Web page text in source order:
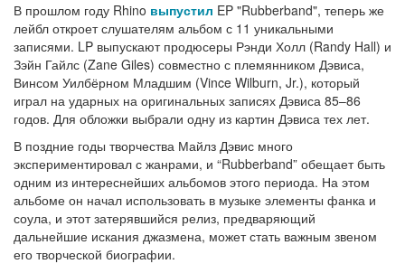
В прошлом году Rhino выпустил EP "Rubberband", теперь же
лейбл откроет слушателям альбом с 11 уникальными
записями. LP выпускают продюсеры Рэнди Холл (Randy Hall) и
Зэйн Гайлс (Zane Giles) совместно с племянником Дэвиса,
Винсом Уилбёрном Младшим (Vince Wilburn, Jr.), который
играл на ударных на оригинальных записях Дэвиса 85–86
годов. Для обложки выбрали одну из картин Дэвиса тех лет.
В поздние годы творчества Майлз Дэвис много
экспериментировал с жанрами, и “Rubberband” обещает быть
одним из интереснейших альбомов этого периода. На этом
альбоме он начал использовать в музыке элементы фанка и
соула, и этот затерявшийся релиз, предваряющий
дальнейшие искания джазмена, может стать важным звеном
его творческой биографии.